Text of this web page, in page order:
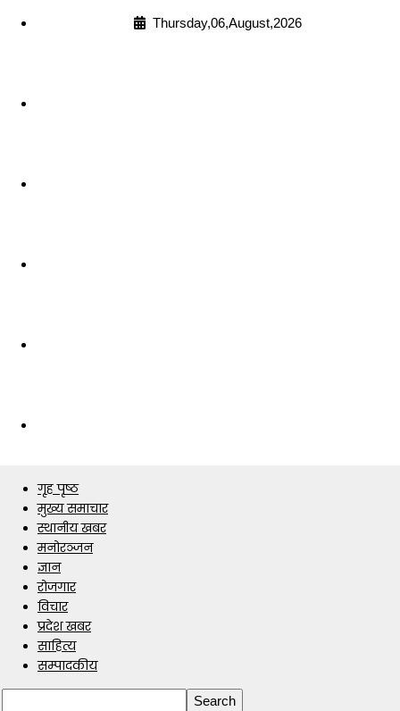
Thursday,06,August,2026
गृह पृष्ठ
मुख्य समाचार
स्थानीय खबर
मनोरञ्जन
ज्ञान
रोजगार
विचार
प्रदेश खबर
साहित्य
सम्पादकीय